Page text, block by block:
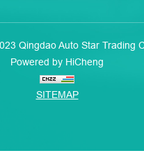
Qingdao Auto Star Trading
Powered by HiCheng
SITEMAP